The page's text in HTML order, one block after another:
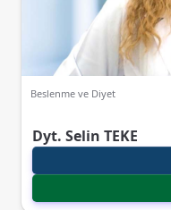
Beslenme ve Diyet
Dyt. Selin TEKE